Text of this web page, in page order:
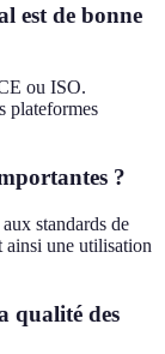
est de bonne
ou ISO.
plateformes
?
standards de
ainsi une utilisation
qualité des